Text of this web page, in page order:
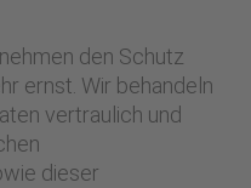
den Schutz
ernst. Wir behandeln
vertraulich und
dieser